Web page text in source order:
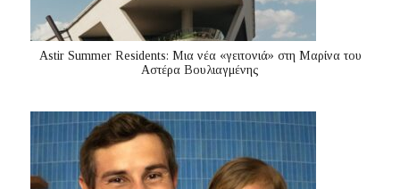
Astir Summer Residents: Μια νέα «γειτονιά» στη Μαρίνα του
Αστέρα Βουλιαγμένης